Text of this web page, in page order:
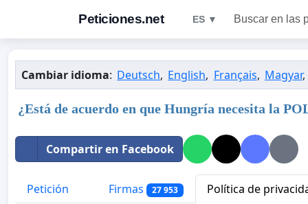
Peticiones.net ES ▼ Buscar en las
Cambiar idioma: Deutsch, English, Français, Magyar,
¿Está de acuerdo en que Hungría necesita la
Compartir en Facebook
Petición Firmas 27 953 Política de